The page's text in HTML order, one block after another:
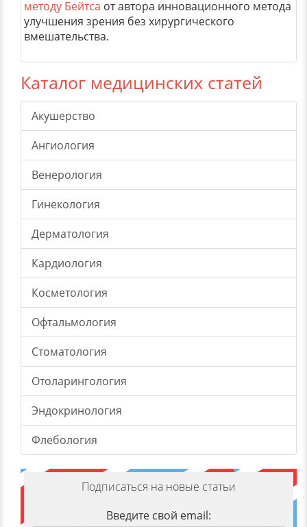
методу Бейтса от автора инновационного метода
улучшения зрения без хирургического
вмешательства.
Каталог медицинских статей
Акушерство
Ангиология
Венерология
Гинекология
Дерматология
Кардиология
Косметология
Офтальмология
Стоматология
Отоларингология
Эндокринология
Флебология
Подписаться на новые статьи
Введите свой email: